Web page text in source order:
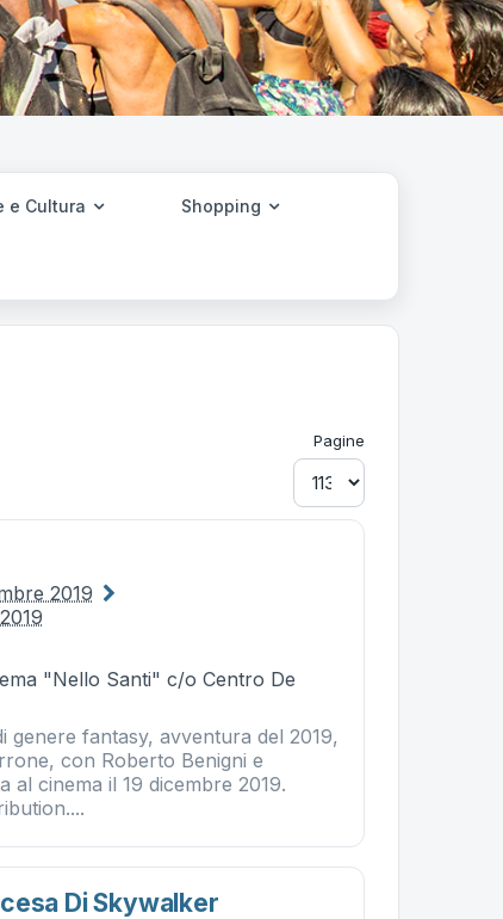
e Cultura Shopping
Pagine
2019
"Nello Santi" c/o Centro De
genere fantasy, avventura del 2019,
con Roberto Benigni e
al cinema il 19 dicembre 2019.
Di Skywalker